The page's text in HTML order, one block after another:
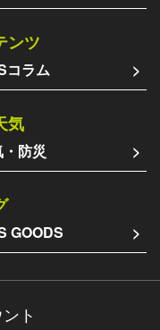
ンツ
コラム
気
防災
GOODS
ト